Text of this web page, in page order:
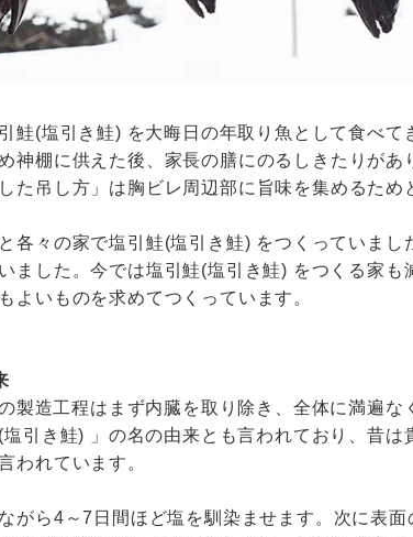
鮭(塩引き鮭) を大晦日の年取り魚として食べ
神棚に供えた後、家長の膳にのるしきたりが
た吊し方」は胸ビレ周辺部に旨味を集めるため
各々の家で塩引鮭(塩引き鮭) をつくっていま
ました。今では塩引鮭(塩引き鮭) をつくる家
よいものを求めてつくっています。
製造工程はまず内臓を取り除き、全体に満遍な
引き鮭) 」の名の由来とも言われており、昔
われています。
がら4～7日間ほど塩を馴染ませます。次に表